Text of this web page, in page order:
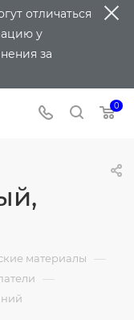
отличаться
у
за
0
материалы —
—